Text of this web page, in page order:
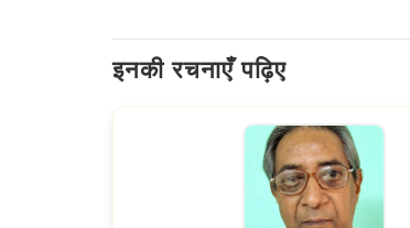
इनकी रचनाएँ पढ़िए